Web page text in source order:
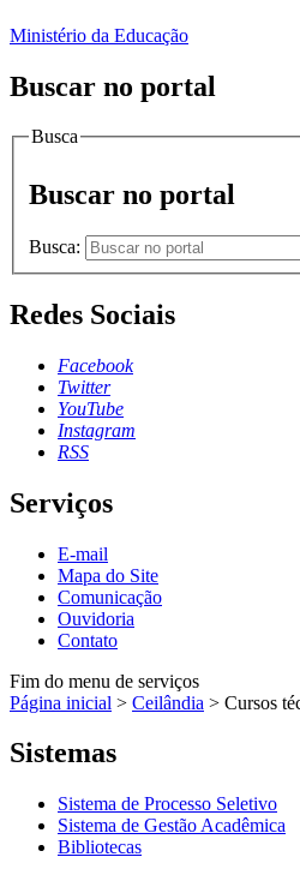
Ministério da Educação
Buscar no portal
Busca
Buscar no portal
Busca:
Redes Sociais
Facebook
Twitter
YouTube
Instagram
RSS
Serviços
E-mail
Mapa do Site
Comunicação
Ouvidoria
Contato
Fim do menu de serviços
Página inicial > Ceilândia > Cursos
Sistemas
Sistema de Processo Seletivo
Sistema de Gestão Acadêmica
Bibliotecas